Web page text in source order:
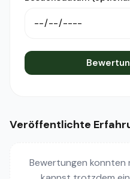
Veröffentlichte
Bewertungen konnten